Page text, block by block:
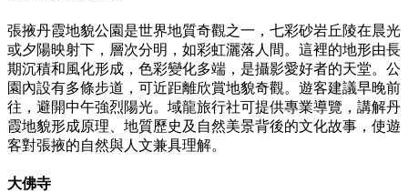
張掖丹霞地貌公園是世界地質奇觀之一，七彩砂岩丘陵在晨光
或夕陽映射下，層次分明，如彩虹灑落人間。這裡的地形由長
期沉積和風化形成，色彩變化多端，是攝影愛好者的天堂。公
園內設有多條步道，可近距離欣賞地貌奇觀。遊客建議早晚前
往，避開中午強烈陽光。域龍旅行社可提供專業導覽，講解丹
霞地貌形成原理、地質歷史及自然美景背後的文化故事，使遊
客對張掖的自然與人文兼具理解。
大佛寺